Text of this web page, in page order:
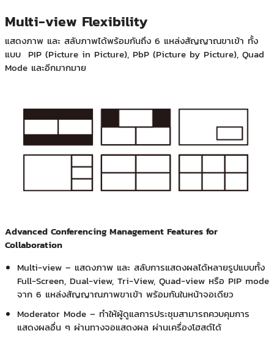
Multi-view Flexibility
แสดงภาพ และ สลับภาพได้พร้อมกันถึง 6 แหล่งสัญญาณขาเข้า ทั้ง
แบบ PIP (Picture in Picture), PbP (Picture by Picture), Quad
Mode และอีกมากมาย
Advanced Conferencing Management Features for
Collaboration
Multi-view – แสดงภาพ และ สลับการแสดงผลได้หลายรูปแบบทั้ง
Full-Screen, Dual-view, Tri-View, Quad-view หรือ PIP mode
จาก 6 แหล่งสัญญาณภาพขาเข้า พร้อมกันในหน้าจอเดียว
Moderator Mode – ทำให้ผู้ดูแลการประชุมสามารถควบคุมการ
แสดงผลอื่น ๆ ผ่านทางจอแสดงผล ผ่านเครื่องโฮสต์ได้